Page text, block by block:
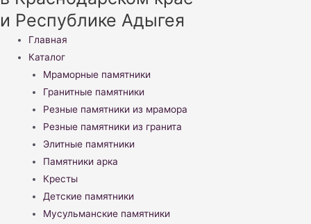
и Республике Адыгея
Меню
Главная
Каталог
Мраморные памятники
Гранитные памятники
Резные памятники из мрамора
Резные памятники из гранита
Элитные памятники
Памятники арка
Кресты
Детские памятники
Мусульманские памятники